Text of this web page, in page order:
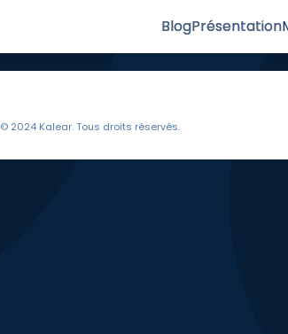
BlogPrésentation
© 2024 Kalear. Tous droits réservés.